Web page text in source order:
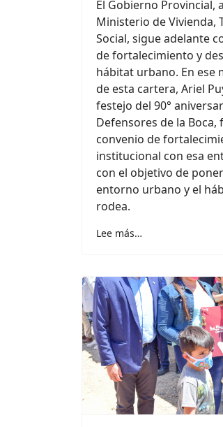
El Gobierno Provincial,
Ministerio de Vivienda,
Social, sigue adelante
de fortalecimiento y
hábitat urbano. En ese
de esta cartera, Ariel
festejo del 90°
Defensores de la Boca,
convenio de
institucional con esa
con el objetivo de
entorno urbano y el
rodea.
Lee más…